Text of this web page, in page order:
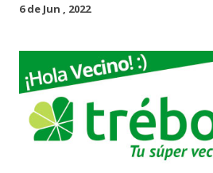
6 de Jun , 2022